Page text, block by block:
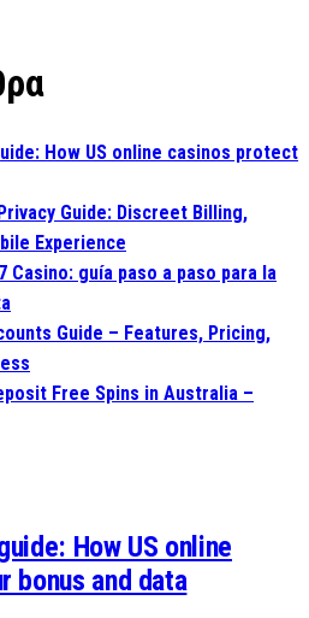
How US online casinos protect
Guide: Discreet Billing,
Experience
Casino: guía paso a paso para la
Guide – Features, Pricing,
Free Spins in Australia –
How US online
bonus and data